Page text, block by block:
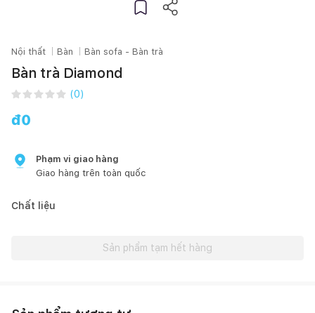
Nội thất Bàn Bàn sofa - Bàn trà
Bàn trà Diamond
(0)
đ0
Phạm vi giao hàng
Giao hàng trên toàn quốc
Chất liệu
Sản phẩm tạm hết hàng